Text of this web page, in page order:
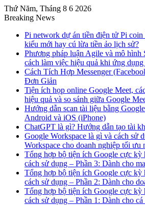
Thứ Năm, Tháng 8 6 2026
Breaking News
Pi network dự án tiền điện tử Pi
kiểu mới hay cú lừa tiền ảo lịch sử?
Phương pháp luận Agile và mô hình
cách làm việc hiệu quả khi ứng
Cách Tích Hợp Messenger
Đơn Giản
Tiện ích họp online Google Meet,
hiệu quả và so sánh giữa Google
Hướng dẫn scan tài liệu bằng
Android và iOS (iPhone)
ChatGPT là gì? Hướng dẫn tạo tài
Google Workspace là gì và cách sử
Workspace cho doanh nghiệp tối ưu
Tổng hợp bộ tiện ích Google cực kỳ
cách sử dụng – Phần 3: Dành cho
Tổng hợp bộ tiện ích Google cực kỳ
cách sử dụng – Phần 2: Dành cho
Tổng hợp bộ tiện ích Google cực kỳ
cách sử dụng – Phần 1: Dành cho cá